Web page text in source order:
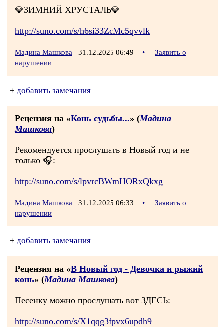
💎ЗИМНИЙ ХРУСТАЛЬ💎
http://suno.com/s/h6si33ZcMc5qvvlk
Мадина Машкова 31.12.2025 06:49 •
Заявить о
нарушении
+ добавить замечания
Рецензия на «Конь судьбы...» (Мадина
Машкова)
Рекомендуется прослушать в Новый год и не
только 🎧:
http://suno.com/s/lpvrcBWmHORxQkxg
Мадина Машкова 31.12.2025 06:33 •
Заявить о
нарушении
+ добавить замечания
Рецензия на «В Новый год - Девочка и рыжий
конь» (Мадина Машкова)
Песенку можно прослушать вот ЗДЕСЬ:
http://suno.com/s/X1qqg3fpvx6updh9